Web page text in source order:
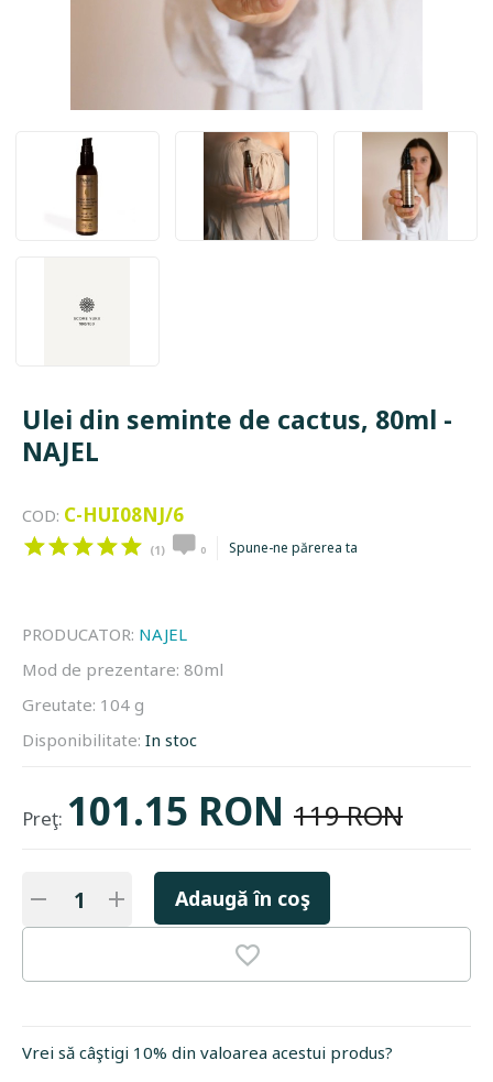
Ulei din seminte de cactus, 80ml -
NAJEL
COD: C-HUI08NJ/6
(1) 0 Spune-ne părerea ta
PRODUCATOR: NAJEL
Mod de prezentare: 80ml
Greutate: 104 g
Disponibilitate: In stoc
Preţ: 101.15 RON 119 RON
Adaugă în coş
Vrei să câştigi 10% din valoarea acestui produs?